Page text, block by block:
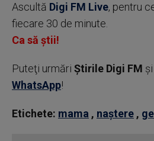
Ascultă Digi FM Live, pentru
fiecare 30 de minute.
Ca să știi!
Puteţi urmări Știrile Digi FM
WhatsApp!
Etichete: mama , naștere ,